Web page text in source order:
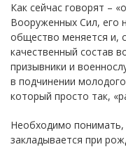
Как сейчас говорят –
Вооруженных Сил, его
общество меняется и,
качественный состав
призывники и
в подчинении
который просто так,
Необходимо понимать,
закладывается при